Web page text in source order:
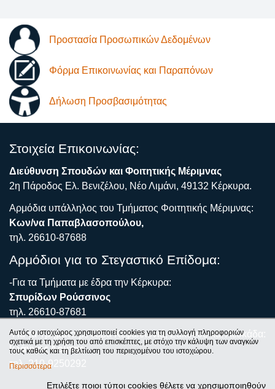
Προστασία Προσωπικών Δεδομένων
Φόρμα Επικοινωνίας και Παραπόνων
Δήλωση Προσβασιμότητας
Στοιχεία Επικοινωνίας:
Διεύθυνση Σπουδών και Φοιτητικής Μέριμνας
2η Πάροδος Ελ. Βενιζέλου, Νέο Λιμάνι, 49132 Κέρκυρα.
Αρμόδια υπάλληλος του Τμήματος Φοιτητικής Μέριμνας:
Κων/να Παπαβλασοπούλου,
τηλ. 26610-87688
Αρμόδιοι για το Στεγαστικό Επίδομα:
-Για τα Τμήματα με έδρα την Κέρκυρα:
Σπυρίδων Ρούσσινος
τηλ. 26610-87681
-Για τα Τμήματα με έδρα Κεφαλλονιά, Ζάκυνθο και Λευκάδα:
Ιωάννης Λούτας
τηλ. 210-9250292
Αυτός ο ιστοχώρος χρησιμοποιεί cookies για τη συλλογή πληροφοριών
σχετικά με τη χρήση του από επισκέπτες, με στόχο την κάλυψη των αναγκών
τους καθώς και τη βελτίωση του περιεχομένου του ιστοχώρου.
Περισσότερα
Επιλέξτε ποιοι τύποι cookies θέλετε να χρησιμοποιηθούν